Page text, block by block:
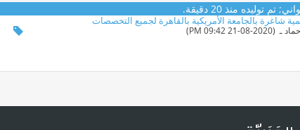
تم توليده منذ 20 دقيقة.
شاغرة بالجامعة الأمريكية بالقاهرة لجميع التخصصات
ـ ‏ (21-08-2020 09:42 PM)